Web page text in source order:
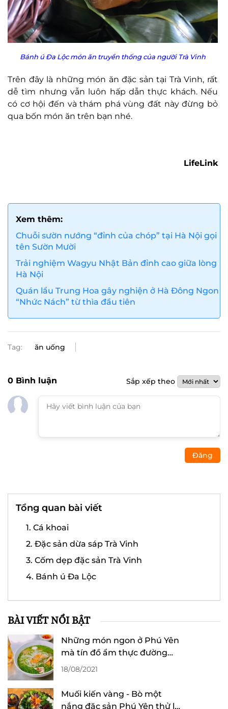
Bánh ú Đa Lộc món ăn truyền thống của người Trà Vinh
Trên đây là những món ăn đặc sản tại Trà Vinh, rất
dễ tìm nhưng vẫn luôn hấp dẫn thực khách. Nếu
có cơ hội đến và thám phá vùng đất này đừng bỏ
qua bốn món ăn trên bạn nhé.
LifeLink
Xem thêm:
Chuỗi sườn nướng “đỉnh của chóp” tại Hà Nội gọi
tên Sườn Mười
Trải nghiệm Wagyu Nhật Bản đỉnh cao giữa lòng
Hà Nội
Quán lẩu Trung Hoa gây nghiện ở Hà Đông Ngon
“Nhức Nách” từ thìa đầu tiên
Tag: ăn uống
0 Bình luận Sắp xếp theo
Đăng
Tổng quan bài viết
1. Cá khoai
2. Đặc sản dừa sáp Trà Vinh
3. Cốm dẹp đặc sản Trà Vinh
4. Bánh ú Đa Lộc
BÀI VIẾT NỔI BẬT
Những món ngon ở Phú Yên
mà tín đồ ẩm thực đường
phố nhất định phải thử
18/08/2021
Muối kiến vàng - Bò một
nắng đặc sản Phú Yên thử là